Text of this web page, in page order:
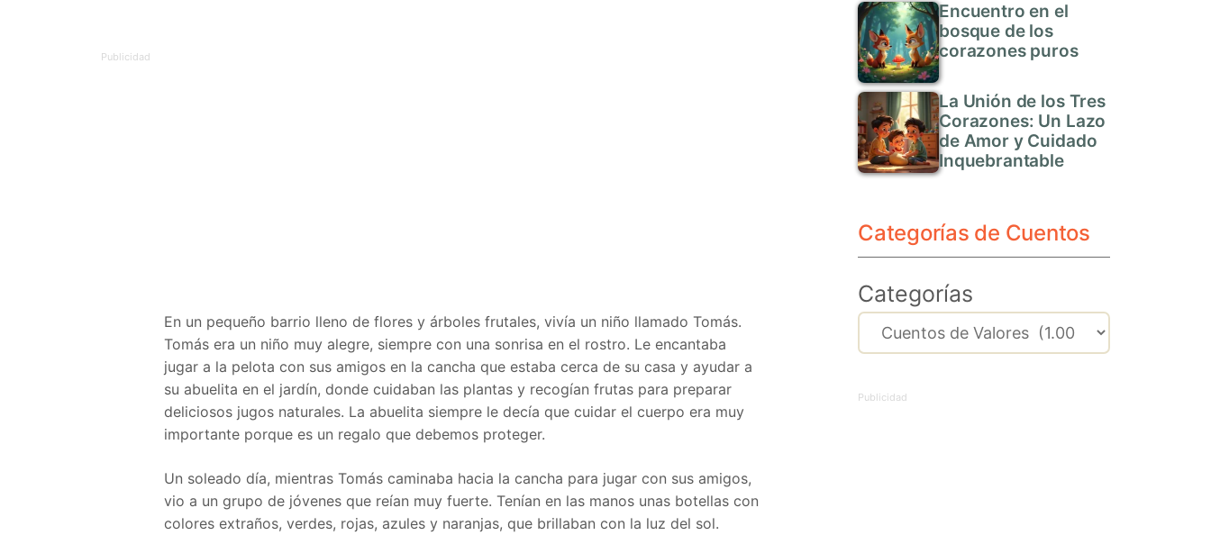
En un pequeño barrio lleno de flores y árboles frutales, vivía un niño llamado Tomás.
Tomás era un niño muy alegre, siempre con una sonrisa en el rostro. Le encantaba
jugar a la pelota con sus amigos en la cancha que estaba cerca de su casa y ayudar a
su abuelita en el jardín, donde cuidaban las plantas y recogían frutas para preparar
deliciosos jugos naturales. La abuelita siempre le decía que cuidar el cuerpo era muy
importante porque es un regalo que debemos proteger.
Un soleado día, mientras Tomás caminaba hacia la cancha para jugar con sus amigos,
vio a un grupo de jóvenes que reían muy fuerte. Tenían en las manos unas botellas con
colores extraños, verdes, rojas, azules y naranjas, que brillaban con la luz del sol.
Encuentro en el
bosque de los
corazones puros
La Unión de los Tres
Corazones: Un Lazo
de Amor y Cuidado
Inquebrantable
Categorías de Cuentos
Categorías